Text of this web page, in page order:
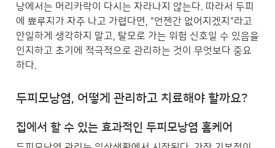
낭에서는 머리카락이 다시는 자라나지 않는다. 따라서 두피
에 뾰루지가 자주 나고 가렵다면, "언젠간 없어지겠지"라고
안일하게 생각하지 말고, 탈모로 가는 위험 신호일 수 있음을
인지하고 초기에 적극적으로 관리하는 것이 무엇보다 중요
하다.
두피모낭염, 어떻게 관리하고 치료해야 할까요?
집에서 할 수 있는 효과적인 두피모낭염 홈케어